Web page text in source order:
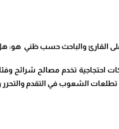
القارئ والباحث حسب ظني هو:
احتجاجية تخدم مصالح شرائح
الشعوب في التقدم والتحرر